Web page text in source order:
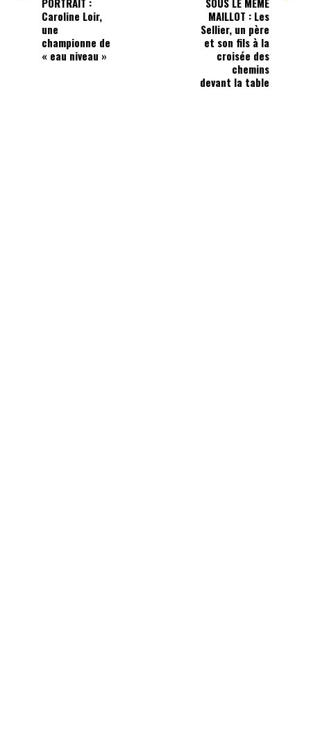
Caroline Loir,
une
championne de
« eau niveau »
MAILLOT : Les
Sellier, un père
et son fils à la
croisée des
chemins
devant la table